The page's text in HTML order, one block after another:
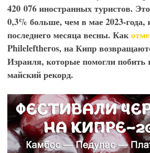
420 076 иностранных туристов.
0,3% больше, чем в мае 2023-года,
последнего месяца весны. Как
Phileleftheros, на Кипр
Израиля, которые помогли
майский рекорд.